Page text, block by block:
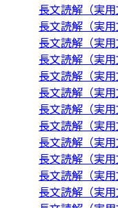
長文読解（実
長文読解（実
長文読解（実
長文読解（実
長文読解（実
長文読解（実
長文読解（実
長文読解（実
長文読解（実
長文読解（実
長文読解（実
長文読解（実